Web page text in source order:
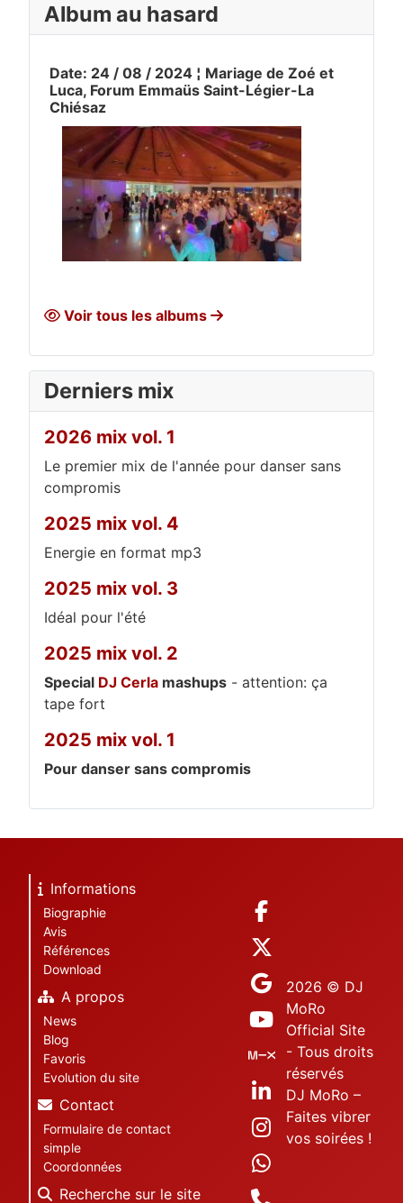
Album au hasard
Date: 24 / 08 / 2024 ¦ Mariage de Zoé et
Luca, Forum Emmaüs Saint-Légier-La
Chiésaz
Voir tous les albums
Derniers mix
2026 mix vol. 1
Le premier mix de l'année pour danser sans
compromis
2025 mix vol. 4
Energie en format mp3
2025 mix vol. 3
Idéal pour l'été
2025 mix vol. 2
Special DJ Cerla mashups - attention: ça
tape fort
2025 mix vol. 1
Pour danser sans compromis
2026 © DJ
MoRo
Official Site
- Tous droits
réservés
DJ MoRo –
Faites vibrer
vos soirées !
Informations
Biographie
Avis
Références
Download
A propos
News
Blog
Favoris
Evolution du site
Contact
Formulaire de contact
simple
Coordonnées
Recherche sur le site